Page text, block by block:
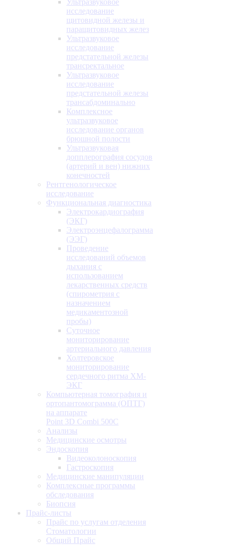
Ультразвуковое
исследование
щитовидной железы и
паращитовидных желез
Ультразвуковое
исследование
предстательной железы
трансректальное
Ультразвуковое
исследование
предстательной железы
трансабдоминально
Комплексное
ультразвуковое
исследование органов
брюшной полости
Ультразвуковая
допплерография сосудов
(артерий и вен) нижних
конечностей
Рентгенологическое
исследование
Функциональная диагностика
Электрокардиография
(ЭКГ)
Электроэнцефалограмма
(ЭЭГ)
Проведение
исследований объемов
дыхания с
использованием
лекарственных средств
(спирометрия с
назначением
медикаментозной
пробы)
Суточное
мониторирование
артериального давления
Холтеровское
мониторирование
сердечного ритма ХМ-
ЭКГ
Компьютерная томография и
ортопантомограмма (ОПТГ)
на аппарате
Point 3D Combi 500C
Анализы
Медицинские осмотры
Эндоскопия
Видеоколоноскопия
Гастроскопия
Медицинские манипуляции
Комплексные программы
обследования
Биопсия
Прайс-листы
Прайс по услугам отделения
Стоматологии
Общий Прайс